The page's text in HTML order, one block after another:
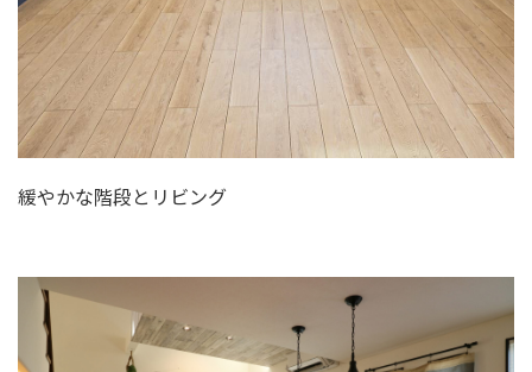
緩やかな階段とリビング